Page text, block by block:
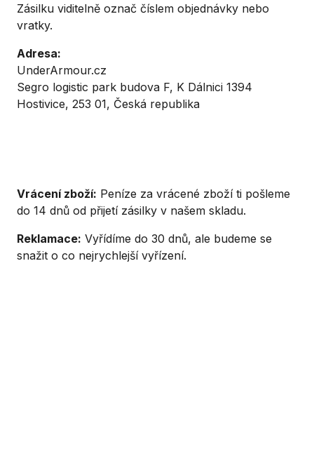
Zásilku viditelně označ číslem objednávky nebo
vratky.
Adresa:
UnderArmour.cz
Segro logistic park budova F, K Dálnici 1394
Hostivice, 253 01, Česká republika
Vrácení zboží: Peníze za vrácené zboží ti pošleme
do 14 dnů od přijetí zásilky v našem skladu.
Reklamace: Vyřídíme do 30 dnů, ale budeme se
snažit o co nejrychlejší vyřízení.